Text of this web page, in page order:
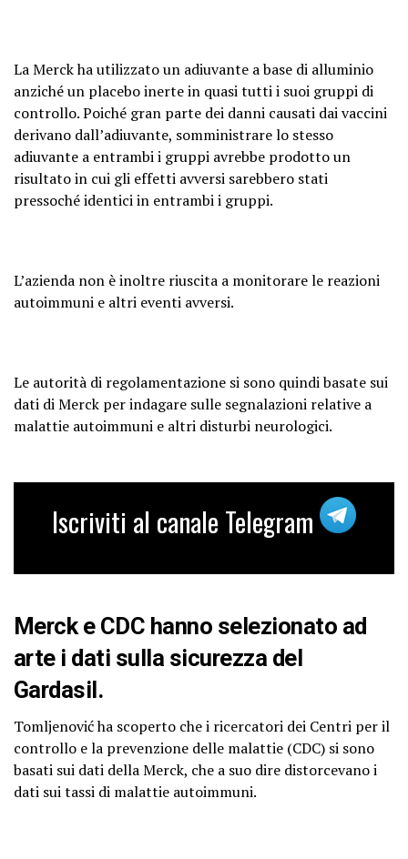
La Merck ha utilizzato un adiuvante a base di alluminio
anziché un placebo inerte in quasi tutti i suoi gruppi di
controllo. Poiché gran parte dei danni causati dai vaccini
derivano dall’adiuvante, somministrare lo stesso
adiuvante a entrambi i gruppi avrebbe prodotto un
risultato in cui gli effetti avversi sarebbero stati
pressoché identici in entrambi i gruppi.
L’azienda non è inoltre riuscita a monitorare le reazioni
autoimmuni e altri eventi avversi.
Le autorità di regolamentazione si sono quindi basate sui
dati di Merck per indagare sulle segnalazioni relative a
malattie autoimmuni e altri disturbi neurologici.
Iscriviti al canale Telegram
Merck e CDC hanno selezionato ad
arte i dati sulla sicurezza del
Gardasil.
Tomljenović ha scoperto che i ricercatori dei Centri per il
controllo e la prevenzione delle malattie (CDC) si sono
basati sui dati della Merck, che a suo dire distorcevano i
dati sui tassi di malattie autoimmuni.